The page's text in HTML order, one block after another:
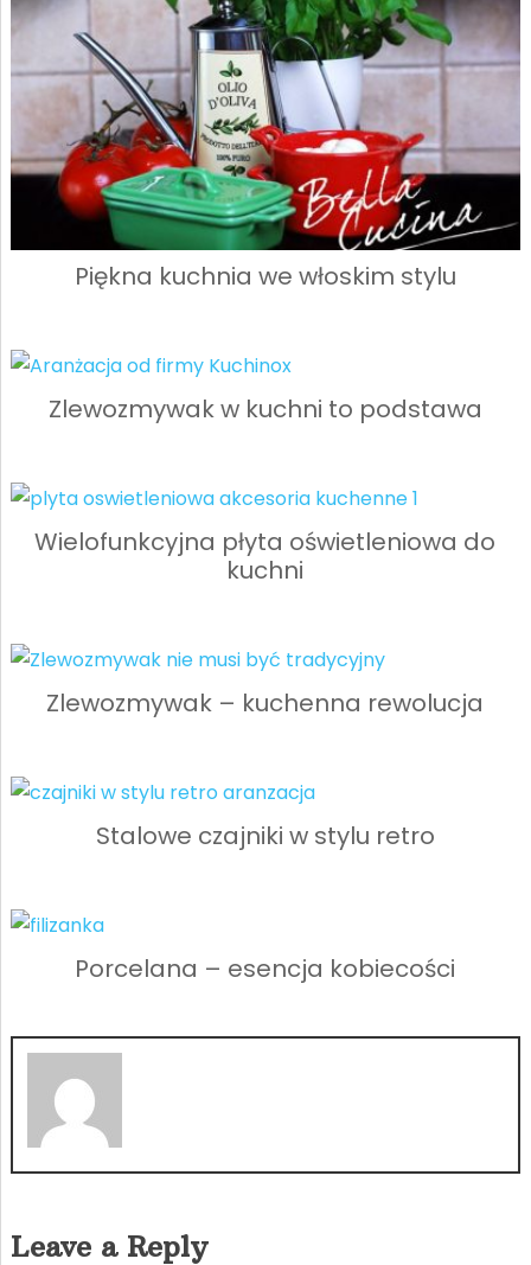
Piękna kuchnia we włoskim stylu
Zlewozmywak w kuchni to podstawa
Wielofunkcyjna płyta oświetleniowa do
kuchni
Zlewozmywak – kuchenna rewolucja
Stalowe czajniki w stylu retro
Porcelana – esencja kobiecości
Leave a Reply